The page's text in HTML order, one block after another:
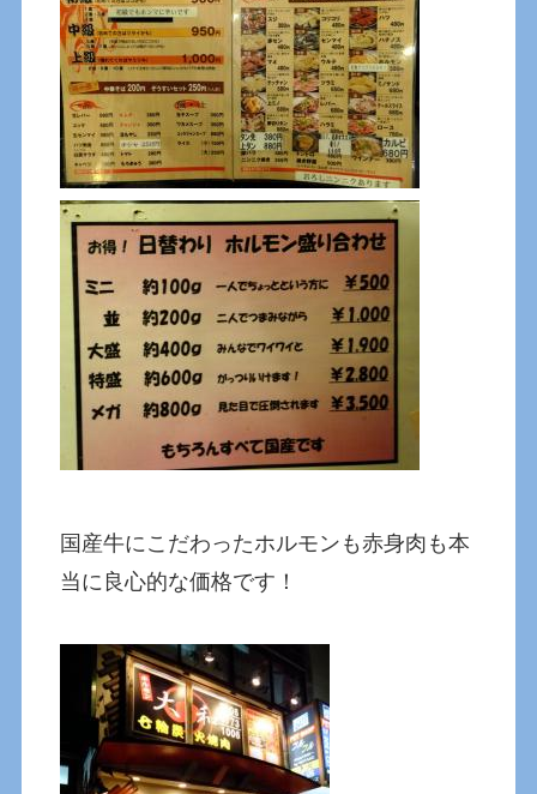
国産牛にこだわったホルモンも赤身肉も本
当に良心的な価格です！